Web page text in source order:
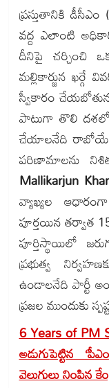
ప్రస్తుతానికి
వద్ద ఎలాంటి
దీనిపై చర్చించి
మల్లికార్జున ఖర్గే
స్వీకారం
పాటుగా తొలి దశలో
చేయాలనేది రాబోయే
పరిణామాలను
Mallikarjun
వ్యాఖ్యల
పూర్తయిన తర్వాత
పూర్తిస్థాయిలో
ప్రభుత్వ
ఉండాలనేది పార్టీ
ప్రజల ముందుకు
6 Years of PM
అడుగుపెట్టిన
వెలుగులు నింపిన